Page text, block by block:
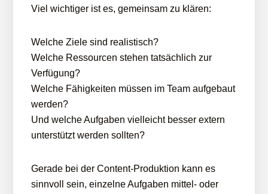
Viel wichtiger ist es, gemeinsam zu klären:
Welche Ziele sind realistisch?
Welche Ressourcen stehen tatsächlich zur
Verfügung?
Welche Fähigkeiten müssen im Team aufgebaut
werden?
Und welche Aufgaben vielleicht besser extern
unterstützt werden sollten?
Gerade bei der Content-Produktion kann es
sinnvoll sein, einzelne Aufgaben mittel- oder